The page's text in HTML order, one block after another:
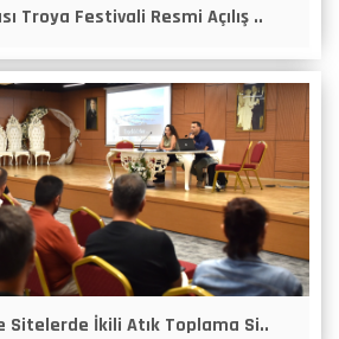
Troya Festivali Resmi Açılış ..
Sitelerde İkili Atık Toplama Si..